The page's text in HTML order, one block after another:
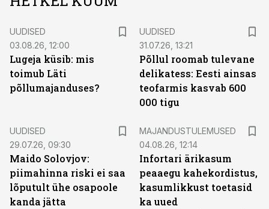
UUDISED
03.08.26, 12:00
Lugeja küsib: mis
toimub Läti
põllumajanduses?
UUDISED
31.07.26, 13:21
Põllul roomab tulevane
delikatess: Eesti ainsas
teofarmis kasvab 600
000 tigu
UUDISED
29.07.26, 09:30
Maido Solovjov:
piimahinna riski ei saa
lõputult ühe osapoole
kanda jätta
MAJANDUSTULEMUSED
04.08.26, 12:14
Infortari ärikasum
peaaegu kahekordistus,
kasumlikkust toetasid
ka uued